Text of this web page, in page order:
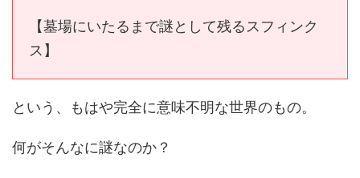
【墓場にいたるまで謎として残るスフィンク
ス】
という、もはや完全に意味不明な世界のもの。
何がそんなに謎なのか？